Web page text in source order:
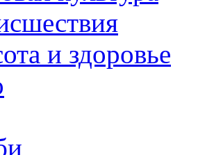
и здоровье